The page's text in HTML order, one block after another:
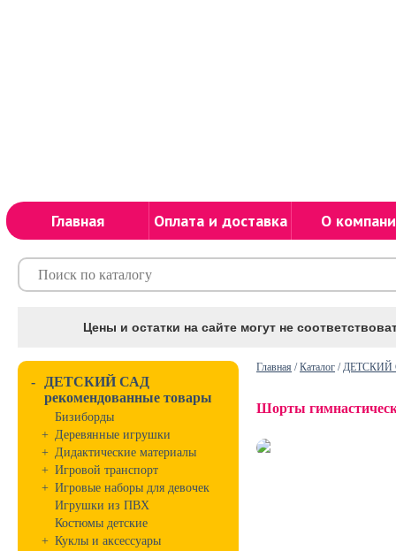
Главная Оплата и доставка О
Цены и остатки на сайте могут не
-
ДЕТСКИЙ САД
рекомендованные товары
Бизиборды
+ Деревянные игрушки
+ Дидактические материалы
+ Игровой транспорт
+ Игровые наборы для девочек
Игрушки из ПВХ
Костюмы детские
+ Куклы и аксессуары
Главная /Каталог /ДЕТСКИЙ
Шорты